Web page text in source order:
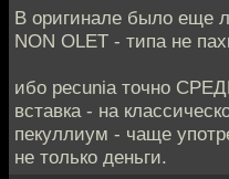
В оригинале было еще
NON OLET - типа не
ибо pecunia точно
вставка - на
пекуллиум - чаще
не только деньги.